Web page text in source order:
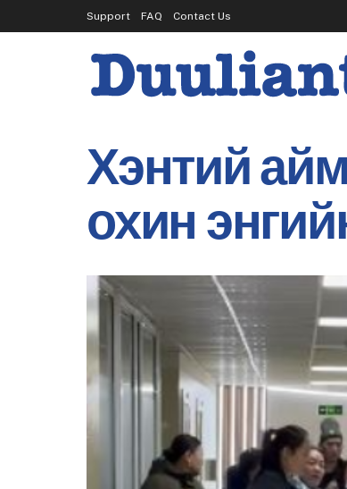
Support FAQ Contact Us
Хэнтий
охин